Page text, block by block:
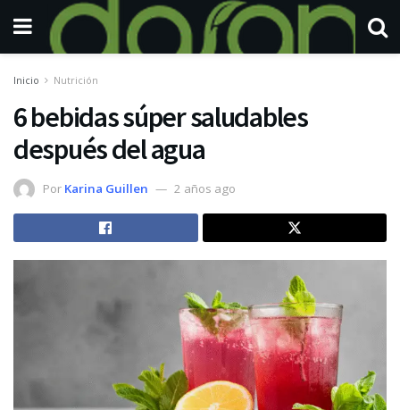
Inicio Nutrición
6 bebidas súper saludables
después del agua
Por Karina Guillen 2 años ago